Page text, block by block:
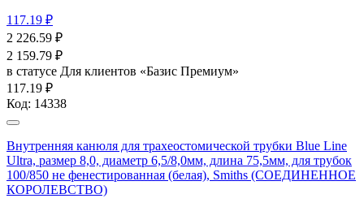
117.19 ₽
2 226.59 ₽
2 159.79 ₽
в статусе Для клиентов «Базис Премиум»
117.19 ₽
Код: 14338
Внутренняя канюля для трахеостомической трубки Blue Line
Ultra, размер 8,0, диаметр 6,5/8,0мм, длина 75,5мм, для трубок
100/850 не фенестированная (белая), Smiths (СОЕДИНЕННОЕ
КОРОЛЕВСТВО)